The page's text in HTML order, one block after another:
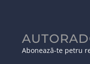
Abonează-te petru